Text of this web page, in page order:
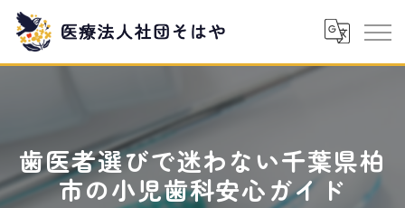
歯医者選びで迷わない千葉県柏
市の小児歯科安心ガイド